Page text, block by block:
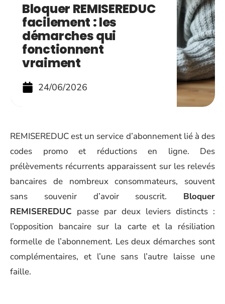
Bloquer REMISEREDUC
facilement : les
démarches qui
fonctionnent
vraiment
24/06/2026
REMISEREDUC est un service d’abonnement lié à des
codes promo et réductions en ligne. Des
prélèvements récurrents apparaissent sur les relevés
bancaires de nombreux consommateurs, souvent
sans souvenir d’avoir souscrit. Bloquer
REMISEREDUC passe par deux leviers distincts :
l’opposition bancaire sur la carte et la résiliation
formelle de l’abonnement. Les deux démarches sont
complémentaires, et l’une sans l’autre laisse une
faille.